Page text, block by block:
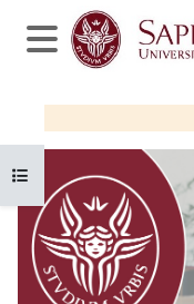
Salta al contenido principal
Panel lateral
Abrir índice del curso